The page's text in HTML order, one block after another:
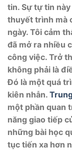
tin. Sự tự tin
thuyết trình mà
ngày. Tôi cảm
đã mở ra nhiều
công việc. Trở
không phải là
Đó là một quá
kiên nhẫn.
một phần quan
năng giao tiếp
những bài học
tục tiến xa hơn